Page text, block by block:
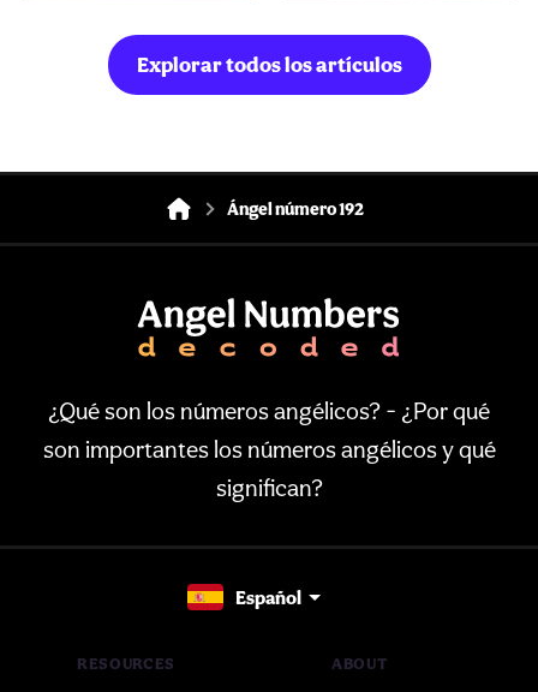
Explorar todos los artículos
Ángel número 192
¿Qué son los números angélicos? - ¿Por qué
son importantes los números angélicos y qué
significan?
Español
RESOURCES ABOUT